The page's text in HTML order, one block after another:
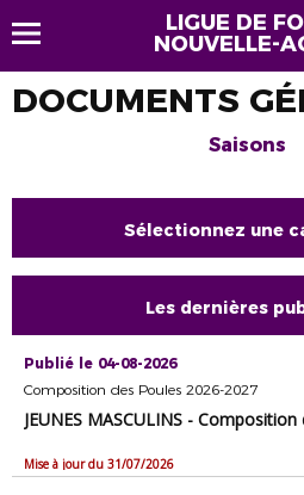
LIGUE DE
NOUVELLE-
DOCUMENTS
Saisons
Sélectionnez une
Les dernières
Publié le 04-08-2026
Composition des Poules 2026-2027
JEUNES MASCULINS -
Mise à jour du 31/07/2026